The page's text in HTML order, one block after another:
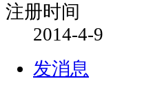
注册时间
2014-4-9
发消息